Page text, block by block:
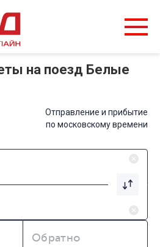
на поезд Белые
Отправление и прибытие
по московскому времени
Обратно